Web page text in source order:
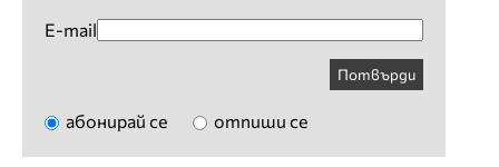
E-mail
Потвърди
абонирай се отпиши се